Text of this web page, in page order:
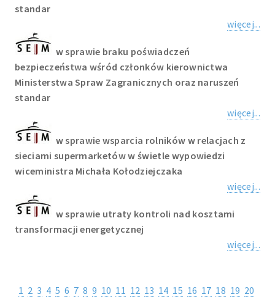
standar
więcej...
w sprawie braku poświadczeń
bezpieczeństwa wśród członków kierownictwa
Ministerstwa Spraw Zagranicznych oraz naruszeń
standar
więcej...
w sprawie wsparcia rolników w relacjach z
sieciami supermarketów w świetle wypowiedzi
wiceministra Michała Kołodziejczaka
więcej...
w sprawie utraty kontroli nad kosztami
transformacji energetycznej
więcej...
1 2 3 4 5 6 7 8 9 10 11 12 13 14 15 16 17 18 19 20